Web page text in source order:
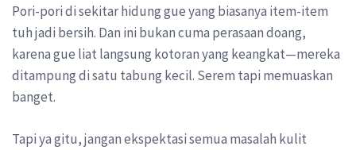
Pori-pori di sekitar hidung gue yang biasanya item-item
tuh jadi bersih. Dan ini bukan cuma perasaan doang,
karena gue liat langsung kotoran yang keangkat—mereka
ditampung di satu tabung kecil. Serem tapi memuaskan
banget.
Tapi ya gitu, jangan ekspektasi semua masalah kulit